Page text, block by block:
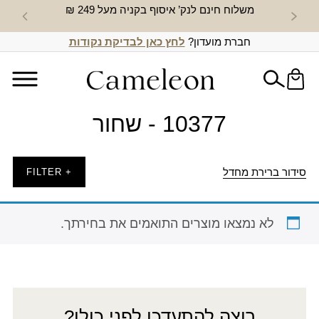
משלוח חינם לנק’ איסוף בקניה מעל 249 ₪ חדש
חברת מועדון? לחץ כאן לבדיקת נקודות
10377 - שחור
סידור ברירת מחדל + FILTER
לא נמצאו מוצרים התואמים את בחירתך.